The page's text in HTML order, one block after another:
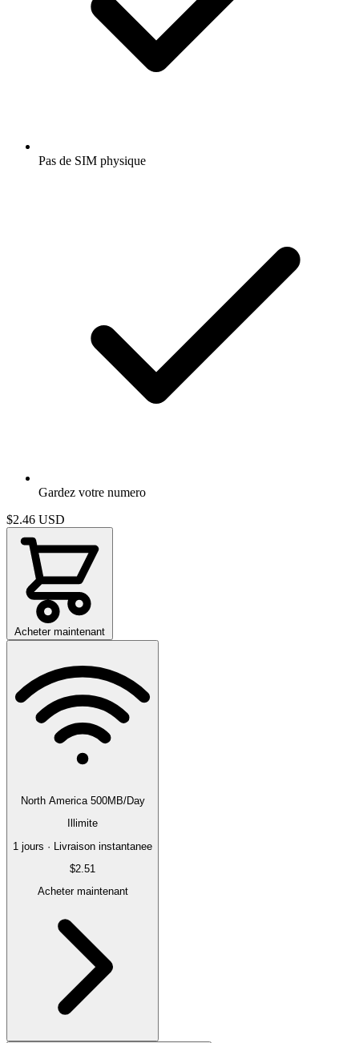
Pas de SIM physique
Gardez votre numero
$2.46 USD
Acheter maintenant
North America 500MB/Day
Illimite
1 jours · Livraison instantanee
$2.51
Acheter maintenant